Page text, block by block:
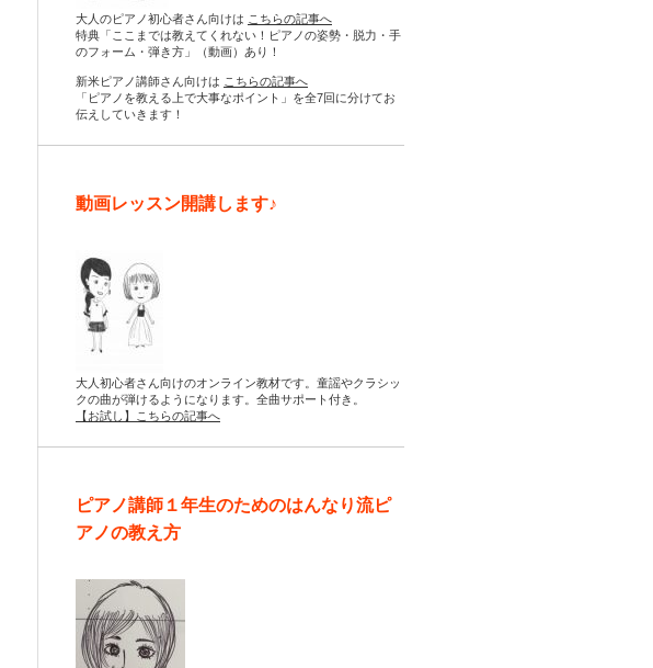
大人のピアノ初心者さん向けは こちらの記事へ
特典「ここまでは教えてくれない！ピアノの姿勢・脱力・手
のフォーム・弾き方」（動画）あり！
新米ピアノ講師さん向けは こちらの記事へ
「ピアノを教える上で大事なポイント」を全7回に分けてお
伝えしていきます！
動画レッスン開講します♪
大人初心者さん向けのオンライン教材です。童謡やクラシッ
クの曲が弾けるようになります。全曲サポート付き。
【お試し】こちらの記事へ
ピアノ講師１年生のためのはんなり流ピ
アノの教え方